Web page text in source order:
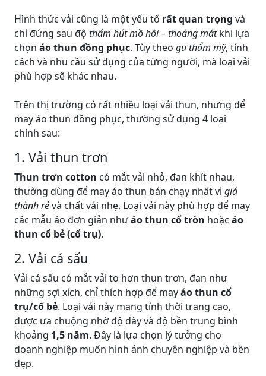
Hình thức vải cũng là một yếu tố rất quan trọng và
chỉ đứng sau độ thấm hút mồ hôi – thoáng mátkhi lựa
chọn áo thun đồng phục. Tùy theo gu thẩm mỹ, tính
cách và nhu cầu sử dụng của từng người, mà loại vải
phù hợp sẽ khác nhau.
Trên thị trường có rất nhiều loại vải thun, nhưng để
may áo thun đồng phục, thường sử dụng 4 loại
chính sau:
1. Vải thun trơn
Thun trơn cotton có mắt vải nhỏ, đan khít nhau,
thường dùng để may áo thun bán chạy nhất vì giá
thành rẻvà chất vải nhẹ. Loại vải này phù hợp để may
các mẫu áo đơn giản nhưáo thun cổ tròn hoặc áo
thun cổ bẻ (cổ trụ).
2. Vải cá sấu
Vải cá sấu có mắt vải to hơn thun trơn, đan như
những sợi xích, chỉ thích hợp để mayáo thun cổ
trụ/cổ bẻ. Loại vải này mang tính thời trang cao,
được ưa chuộng nhờ độ dày và độ bền trung bình
khoảng 1,5 năm. Đây là lựa chọn lý tưởng cho
doanh nghiệp muốn hình ảnh chuyên nghiệp và bền
đẹp.